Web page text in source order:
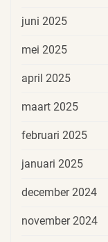
juni 2025
mei 2025
april 2025
maart 2025
februari 2025
januari 2025
december 2024
november 2024